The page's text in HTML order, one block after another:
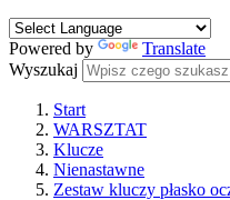
Powered by
Translate
Wyszukaj
Start
WARSZTAT
Klucze
Nienastawne
Zestaw kluczy płasko